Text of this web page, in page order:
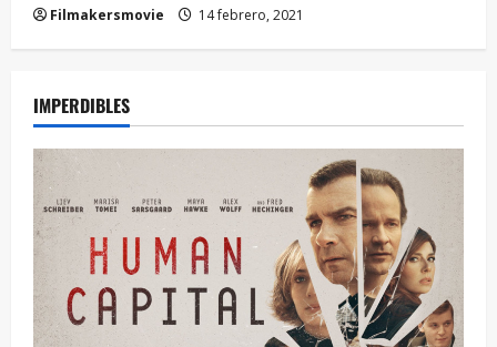
Filmakersmovie 14 febrero, 2021
IMPERDIBLES